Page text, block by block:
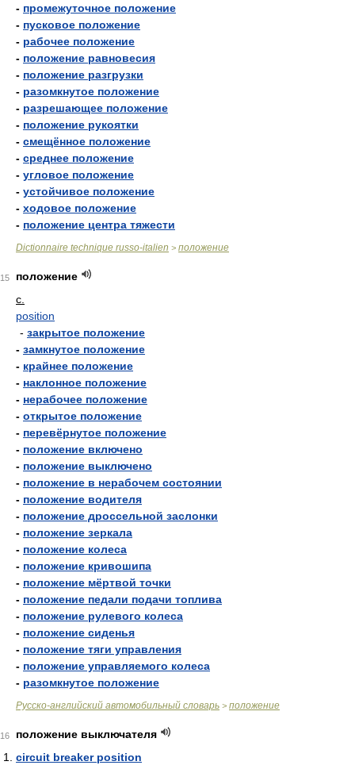
- промежуточное положение
- пусковое положение
- рабочее положение
- положение равновесия
- положение разгрузки
- разомкнутое положение
- разрешающее положение
- положение рукоятки
- смещённое положение
- среднее положение
- угловое положение
- устойчивое положение
- ходовое положение
- положение центра тяжести
Dictionnaire technique russo-italien > положение
15
положение
с.
position
- закрытое положение
- замкнутое положение
- крайнее положение
- наклонное положение
- нерабочее положение
- открытое положение
- перевёрнутое положение
- положение включено
- положение выключено
- положение в нерабочем состоянии
- положение водителя
- положение дроссельной заслонки
- положение зеркала
- положение колеса
- положение кривошипа
- положение мёртвой точки
- положение педали подачи топлива
- положение рулевого колеса
- положение сиденья
- положение тяги управления
- положение управляемого колеса
- разомкнутое положение
Русско-английский автомобильный словарь > положение
16
положение выключателя
circuit breaker position